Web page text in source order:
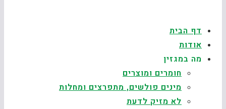
דף הבית
אודות
מה במגזין
חומרים ומוצרים
מינים פולשים, מתפרצים ומחלות
לא מזיק לדעת